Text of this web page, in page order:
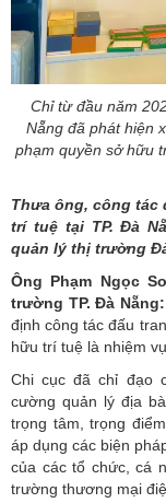
Chỉ từ đầu năm
Nẵng đã phát hiện
phạm quyền sở hữu
Thưa ông, công tác
trí tuệ tại TP. Đà
quản lý thị trường
Ông Phạm Ngọc
trường TP. Đà Nẵng:
định công tác đấu
hữu trí tuệ là nhiệm
Chi cục đã chỉ đạo
cường quản lý địa
trọng tâm, trọng
áp dụng các biện
của các tổ chức, cá
trường thương mại